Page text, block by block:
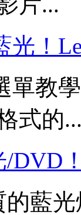
光！
單教
式的
DVD
藍